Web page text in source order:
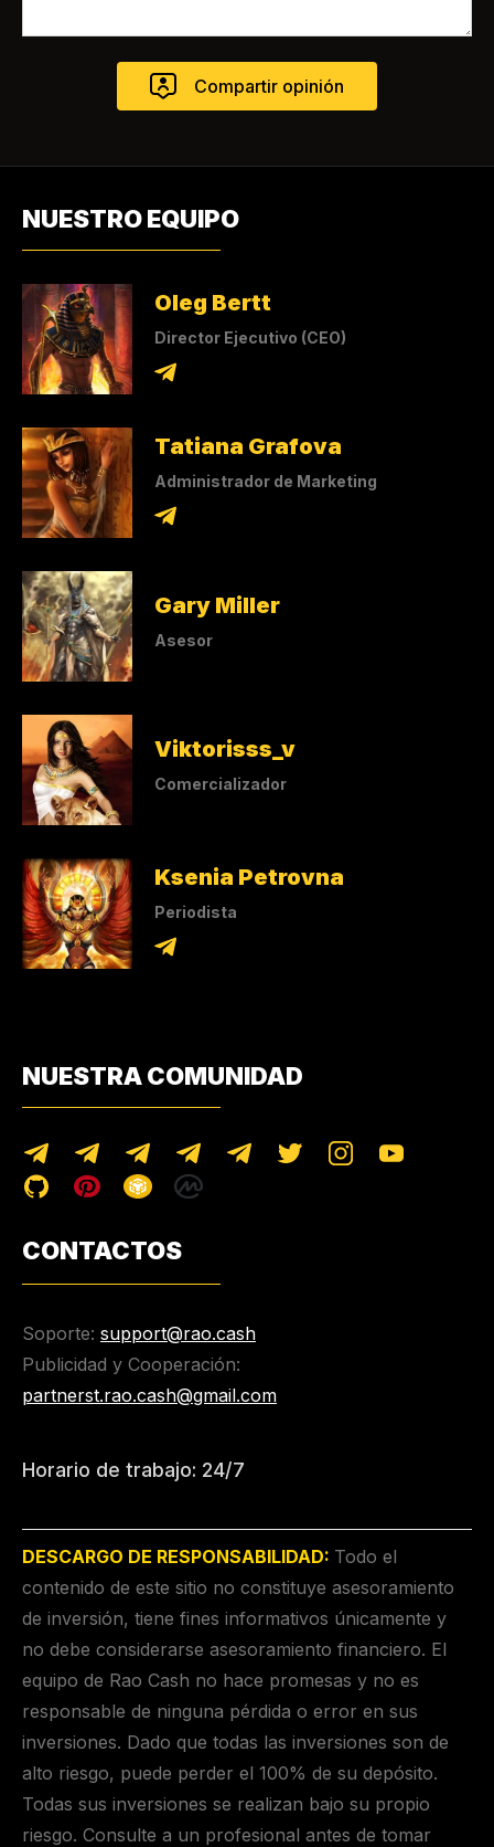
NUESTRO EQUIPO
Oleg Bertt
Director Ejecutivo (CEO)
Tatiana Grafova
Administrador de Marketing
Gary Miller
Asesor
Viktorisss_v
Comercializador
Ksenia Petrovna
Periodista
NUESTRA COMUNIDAD
CONTACTOS
Soporte: support@rao.cash
Publicidad y Cooperación:
partnerst.rao.cash@gmail.com
Horario de trabajo: 24/7
DESCARGO DE RESPONSABILIDAD: Todo el
contenido de este sitio no constituye asesoramiento
de inversión, tiene fines informativos únicamente y
no debe considerarse asesoramiento financiero. El
equipo de Rao Cash no hace promesas y no es
responsable de ninguna pérdida o error en sus
inversiones. Dado que todas las inversiones son de
alto riesgo, puede perder el 100% de su depósito.
Todas sus inversiones se realizan bajo su propio
riesgo. Consulte a un profesional antes de tomar